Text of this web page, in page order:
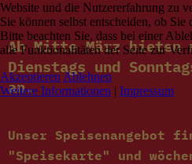
Ab Mitte März bieten
Dienstags und
an.
Unser Speisenangebot
"Speisekarte" und
Website und die Nutzererfahrung zu
Sie können selbst entscheiden, ob
Bitte beachten Sie, dass bei einer
alle Funktionalitäten der Seite zur
Akzeptieren Ablehnen
Weitere Informationen | Impressum